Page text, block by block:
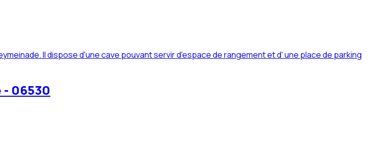
Il dispose d'une cave pouvant servir d'espace de rangement et d' une place de parking
- 06530